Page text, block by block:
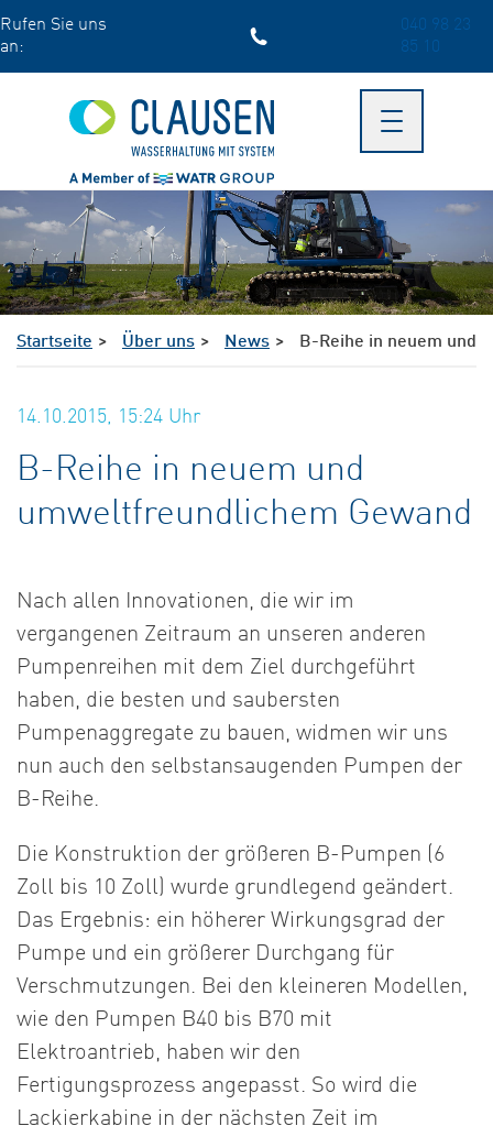
Skip
to
content
Rufen Sie uns
an:
040 98 23
85 10
Toggle
navigation
Startseite Über uns News B-Reihe in neuem und
14.10.2015, 15:24 Uhr
B-Reihe in neuem und
umweltfreundlichem Gewand
Nach allen Innovationen, die wir im
vergangenen Zeitraum an unseren anderen
Pumpenreihen mit dem Ziel durchgeführt
haben, die besten und saubersten
Pumpenaggregate zu bauen, widmen wir uns
nun auch den selbstansaugenden Pumpen der
B-Reihe.
Die Konstruktion der größeren B-Pumpen (6
Zoll bis 10 Zoll) wurde grundlegend geändert.
Das Ergebnis: ein höherer Wirkungsgrad der
Pumpe und ein größerer Durchgang für
Verschmutzungen. Bei den kleineren Modellen,
wie den Pumpen B40 bis B70 mit
Elektroantrieb, haben wir den
Fertigungsprozess angepasst. So wird die
Lackierkabine in der nächsten Zeit im